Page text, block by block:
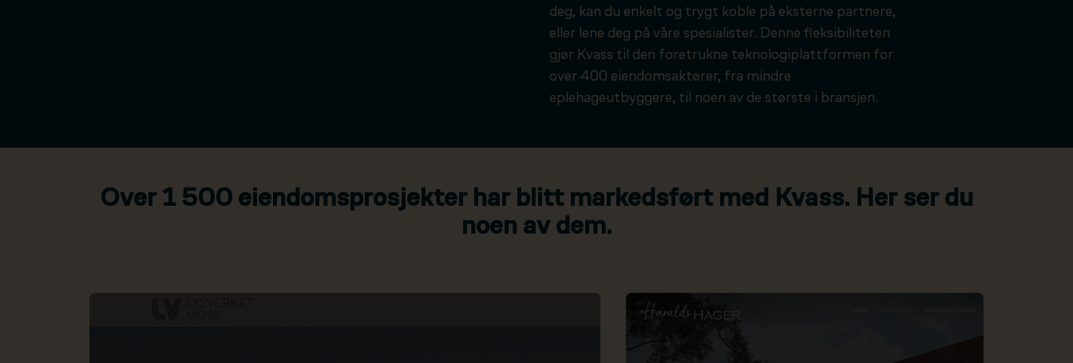
deg, kan du enkelt og trygt koble på eksterne partnere,
eller lene deg på våre spesialister. Denne fleksibiliteten
gjør Kvass til den foretrukne teknologiplattformen for
over 400 eiendomsaktører, fra mindre
eplehageutbyggere, til noen av de største i bransjen.
Over 1 500 eiendomsprosjekter har blitt markedsført med Kvass. Her ser du
noen av dem.